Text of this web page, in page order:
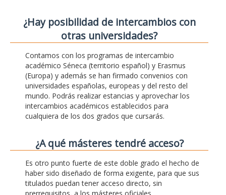
¿Hay posibilidad de intercambios con
otras universidades?
Contamos con los programas de intercambio
académico Séneca (territorio español) y Erasmus
(Europa) y además se han firmado convenios con
universidades españolas, europeas y del resto del
mundo. Podrás realizar estancias y aprovechar los
intercambios académicos establecidos para
cualquiera de los dos grados que cursarás.
¿A qué másteres tendré acceso?
Es otro punto fuerte de este doble grado el hecho de
haber sido diseñado de forma exigente, para que sus
titulados puedan tener acceso directo, sin